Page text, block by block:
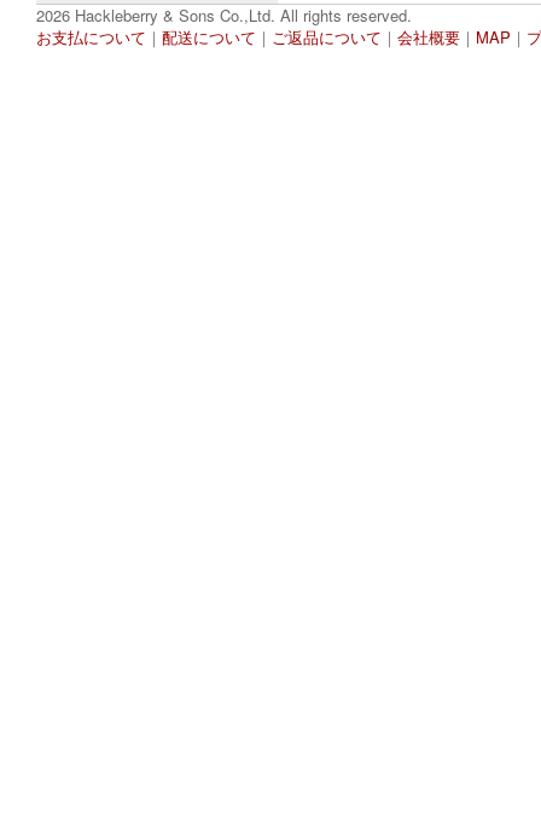
2026 Hackleberry & Sons Co.,Ltd. All rights reserved.
お支払について ｜ 配送について ｜ ご返品について ｜ 会社概要 ｜ MAP ｜